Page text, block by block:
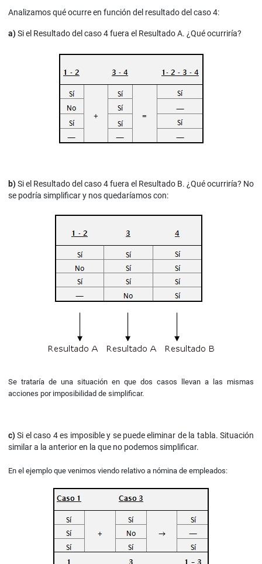
Analizamos qué ocurre en función del resultado del caso 4:
a)Si el Resultado del caso 4 fuera el Resultado A. ¿Qué ocurriría?
b)Si el Resultado del caso 4 fuera el Resultado B. ¿Qué ocurriría? No
se podría simplificar y nos quedaríamos con:
Se trataría de una situación en que dos casos llevan a las mismas
acciones por imposibilidad de simplificar.
c)Si el caso 4 es imposible y se puede eliminar de la tabla. Situación
similar a la anterior en la que no podemos simplificar.
En el ejemplo que venimos viendo relativo a nómina de empleados: